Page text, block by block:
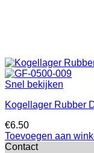
Snel bekijken
Kogellager Rubber
€6.50
Toevoegen aan
Contact